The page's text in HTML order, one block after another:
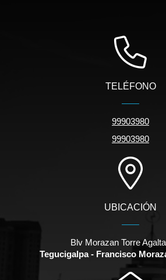
TELÉFONO
99903980
99903980
UBICACIÓN
Blv Morazan Torre
Tegucigalpa - Francisco